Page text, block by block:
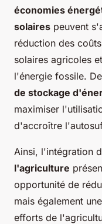
économies
solaires peuvent
réduction des
solaires agricoles
l'énergie fossile.
de stockage
maximiser
d'accroître
Ainsi, l'intégration
l'agriculture
opportunité de
mais également
efforts de